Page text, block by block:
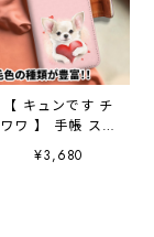
【 キュンです チ
ワワ 】 手帳 スマ
ホケース 犬 う
ちの子 プレゼン
¥3,680